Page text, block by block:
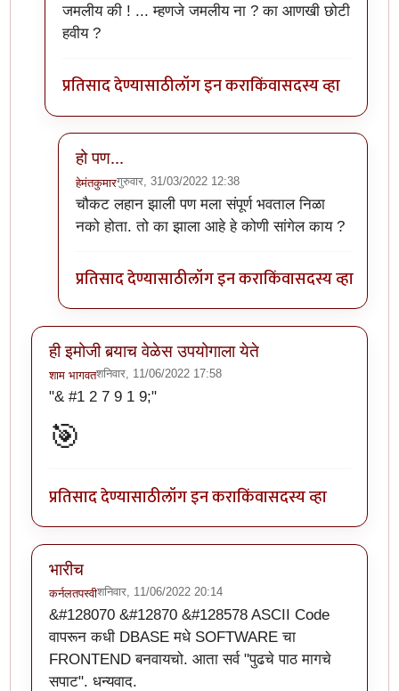
In reply to चाचणीbyहेमंतकुमार
जमलीय की ! ... म्हणजे जमलीय ना ? का आणखी छोटी
हवीय ?
प्रतिसाद देण्यासाठीलॉग इन कराकिंवासदस्य व्हा
हो पण...
हेमंतकुमारगुरुवार, 31/03/2022 12:38
In reply to जमलीय की !byचौथा कोनाडा
चौकट लहान झाली पण मला संपूर्ण भवताल निळा
नको होता. तो का झाला आहे हे कोणी सांगेल काय ?
प्रतिसाद देण्यासाठीलॉग इन कराकिंवासदस्य व्हा
ही इमोजी बर्‍याच वेळेस उपयोगाला येते
शाम भागवतशनिवार, 11/06/2022 17:58
"& #1 2 7 9 1 9;"
🎯
प्रतिसाद देण्यासाठीलॉग इन कराकिंवासदस्य व्हा
भारीच
कर्नलतपस्वीशनिवार, 11/06/2022 20:14
&#128070 &#12870 &#128578 ASCII Code
वापरून कधी DBASE मधे SOFTWARE चा
FRONTEND बनवायचो. आता सर्व "पुढचे पाठ मागचे
सपाट". धन्यवाद.